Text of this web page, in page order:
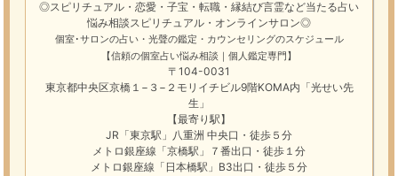
◎スピリチュアル・恋愛・子宝・転職・縁結び言霊など当たる占い
悩み相談スピリチュアル・オンラインサロン◎
個室･サロンの占い・光聲の鑑定・カウンセリングのスケジュール
【信頼の個室占い悩み相談｜個人鑑定専門】
〒104-0031
東京都中央区京橋１−３−２モリイチビル9階KOMA内「光せい先
生」
【最寄り駅】
JR「東京駅」八重洲 中央口・徒歩５分
メトロ銀座線「京橋駅」７番出口・徒歩１分
メトロ銀座線「日本橋駅」B3出口・徒歩５分